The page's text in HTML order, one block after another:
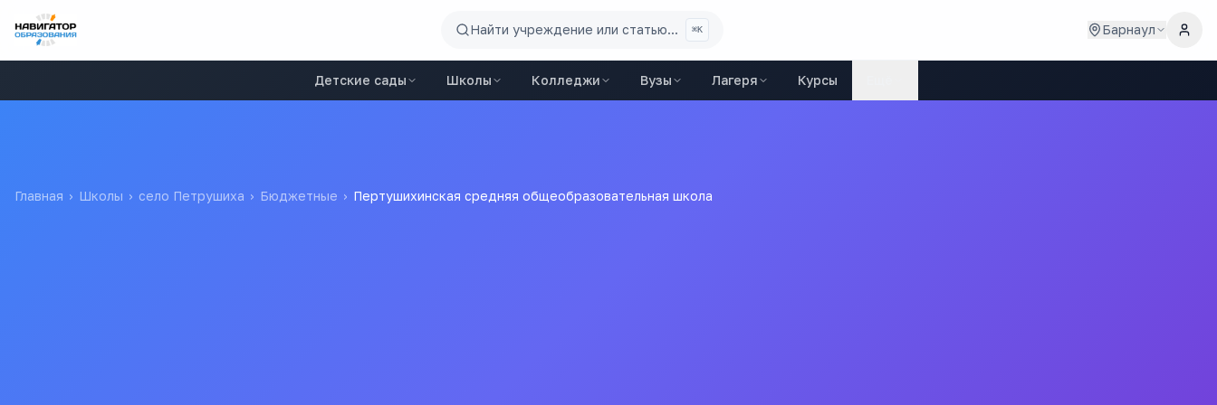
Найти учреждение или статью... ⌘K Барнаул
Детские сады Школы Колледжи Вузы Лагеря Курсы
Главная › Школы › село Петрушиха › Бюджетные › Пертушихинская средняя общеобразовательная школа